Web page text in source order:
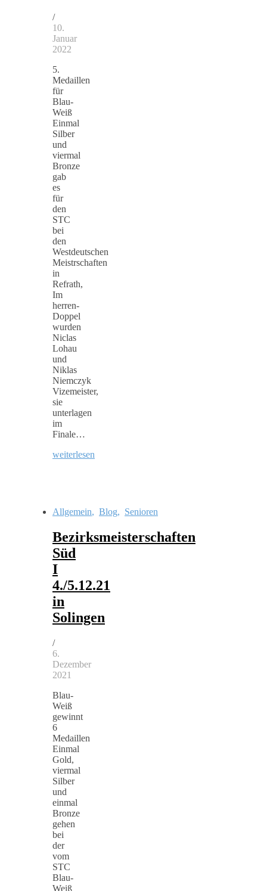
/
10.
Januar
2022
5.
Medaillen
für
Blau-
Weiß
Einmal
Silber
und
viermal
Bronze
gab
es
für
den
STC
bei
den
Westdeutschen
Meistrschaften
in
Refrath,
Im
herren-
Doppel
wurden
Niclas
Lohau
und
Niklas
Niemczyk
Vizemeister,
sie
unterlagen
im
Finale…
weiterlesen
Allgemein, Blog, Senioren
Bezirksmeisterschaften
Süd
I
4./5.12.21
in
Solingen
/
6.
Dezember
2021
Blau-
Weiß
gewinnt
6
Medaillen
Einmal
Gold,
viermal
Silber
und
einmal
Bronze
gehen
bei
der
vom
STC
Blau-
Weiß